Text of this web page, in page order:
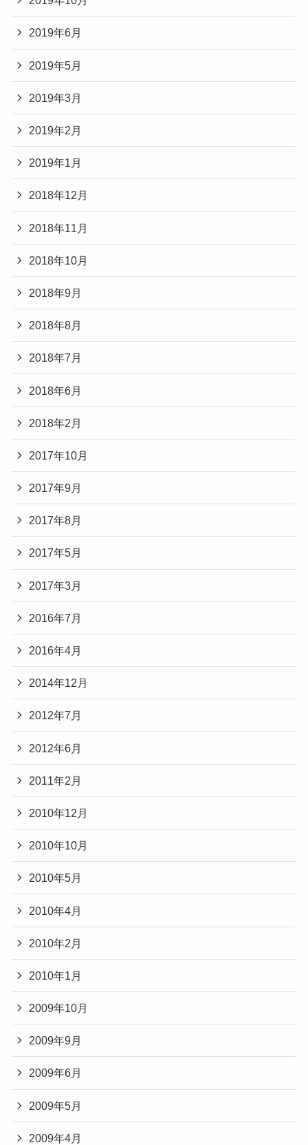
2019年6月
2019年5月
2019年3月
2019年2月
2019年1月
2018年12月
2018年11月
2018年10月
2018年9月
2018年8月
2018年7月
2018年6月
2018年2月
2017年10月
2017年9月
2017年8月
2017年5月
2017年3月
2016年7月
2016年4月
2014年12月
2012年7月
2012年6月
2011年2月
2010年12月
2010年10月
2010年5月
2010年4月
2010年2月
2010年1月
2009年10月
2009年9月
2009年6月
2009年5月
2009年4月